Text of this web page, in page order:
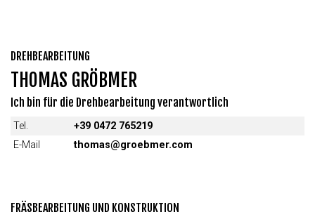
DREHBEARBEITUNG
THOMAS GRÖBMER
Ich bin für die Drehbearbeitung verantwortlich
Tel.
+39 0472 765219
E-Mail
thomas@groebmer.com
FRÄSBEARBEITUNG UND KONSTRUKTION